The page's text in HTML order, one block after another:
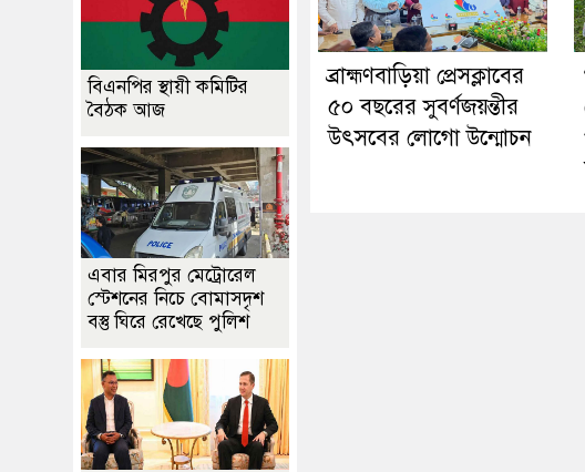
ব্রাহ্মণবাড়িয়া প্রেসক্লাবের
৫০ বছরের সুবর্ণজয়ন্তীর
উৎসবের লোগো উন্মোচন
বিএনপির স্থায়ী কমিটির
বৈঠক আজ
এবার মিরপুর মেট্রোরেল
স্টেশনের নিচে বোমাসদৃশ
বস্তু ঘিরে রেখেছে পুলিশ